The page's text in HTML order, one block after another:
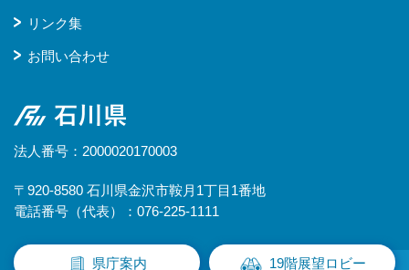
リンク集
お問い合わせ
石川県
法人番号：2000020170003
〒920-8580 石川県金沢市鞍月1丁目1番地
電話番号（代表）：076-225-1111
県庁案内 19階展望ロビー